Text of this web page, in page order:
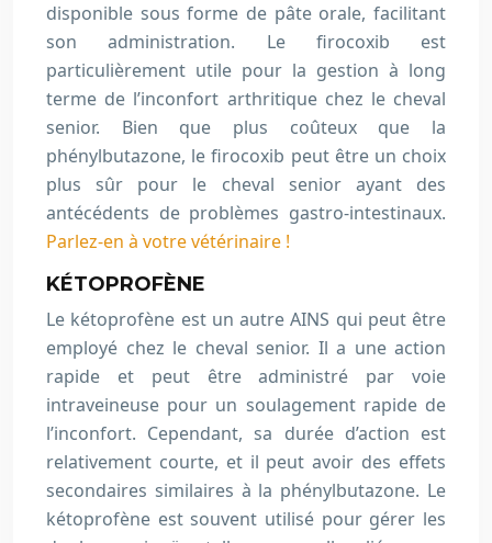
disponible sous forme de pâte orale, facilitant
son administration. Le firocoxib est
particulièrement utile pour la gestion à long
terme de l’inconfort arthritique chez le cheval
senior. Bien que plus coûteux que la
phénylbutazone, le firocoxib peut être un choix
plus sûr pour le cheval senior ayant des
antécédents de problèmes gastro-intestinaux.
Parlez-en à votre vétérinaire !
KÉTOPROFÈNE
Le kétoprofène est un autre AINS qui peut être
employé chez le cheval senior. Il a une action
rapide et peut être administré par voie
intraveineuse pour un soulagement rapide de
l’inconfort. Cependant, sa durée d’action est
relativement courte, et il peut avoir des effets
secondaires similaires à la phénylbutazone. Le
kétoprofène est souvent utilisé pour gérer les